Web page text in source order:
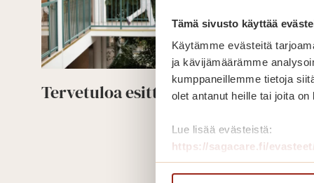
Tämä sivusto käyttää
Käytämme evästeitä
ja kävijämäärämme
kumppaneillemme tietoja
olet antanut heille tai joita
Lue lisää evästeistä:
https://sagacare.fi/
Tervetuloa esittelykierrokselle!
Lue lisää